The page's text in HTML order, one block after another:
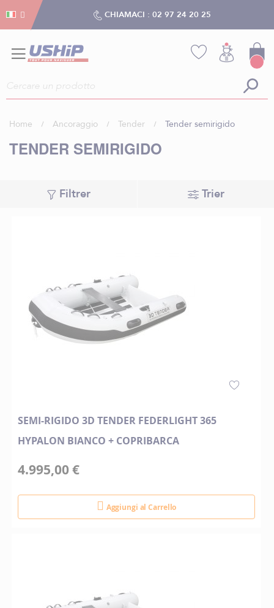
CHIAMACI : 02 97 24 20 25
Home Ancoraggio Tender Tender semirigido
TENDER SEMIRIGIDO
Filtrer Trier
SEMI-RIGIDO 3D TENDER FEDERLIGHT 365
HYPALON BIANCO + COPRIBARCA
4.995,00 €
Aggiungi al Carrello
Gestion dei cookies
Gestion dei cookies